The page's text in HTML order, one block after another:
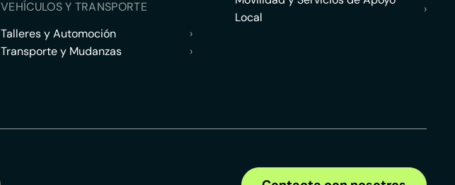
VEHÍCULOS Y TRANSPORTE
Talleres y Automoción
›
Transporte y Mudanzas
›
Local
›